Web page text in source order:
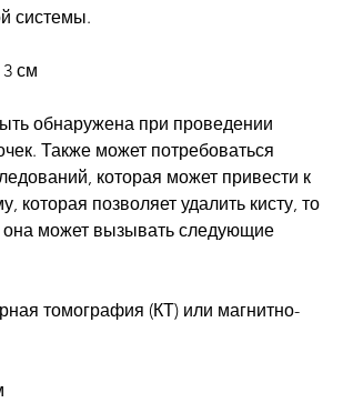
системы.
см
обнаружена при проведении
Также может потребоваться
которая может привести к
позволяет удалить кисту, то
она может вызывать следующие
томография (КТ) или магнитно-